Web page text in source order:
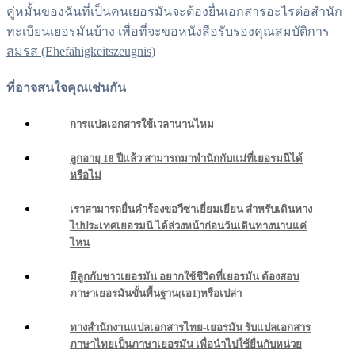
คู่หมั้นของฉันที่เป็นคนเยอรมันจะต้องยื่นเอกสารอะไรต่อสำนัก
ทะเบียนเยอรมันบ้าง เพื่อที่จะขอหนังสือรับรองคุณสมบัติการ
สมรส (Ehefähigkeitszeugnis)
ที่อาจสนใจคุณเช่นกัน
การแปลเอกสารใช้เวลานานไหม
ลูกอายุ 18 ปีแล้ว สามารถมาพำนักกับแม่ที่เยอรมนีได้
หรือไม่
เราสามารถยื่นคำร้องขอวีซ่าเยี่ยมเยียน สำหรับเดินทาง
ไปประเทศเยอรมนี ได้ล่วงหน้าก่อนวันเดินทางนานแค่
ไหน
มีลูกกับชาวเยอรมัน อยากใช้ชีวิตที่เยอรมัน ต้องสอบ
ภาษาเยอรมันขั้นพื้นฐาน(เอ1)หรือเปล่า
ทางสำนักงานแปลเอกสารไทย-เยอรมัน รับแปลเอกสาร
ภาษาไทยเป็นภาษาเยอรมัน เพื่อนำไปใช้ยื่นกับหน่วย